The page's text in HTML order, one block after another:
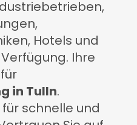
Hotels und
Ihre
in Tulln.
schnelle und